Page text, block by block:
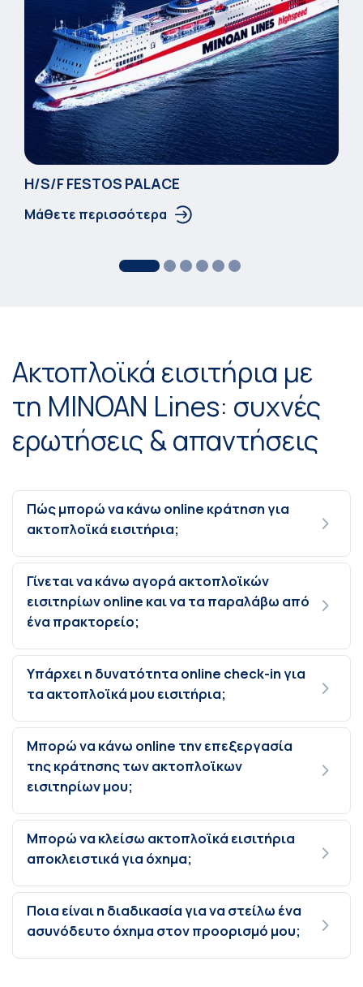
Η/S/F FESTOS PALACΕ
Μάθετε περισσότερα
Ακτοπλοϊκά εισιτήρια με
τη MINOAN Lines: συχνές
ερωτήσεις & απαντήσεις
Πώς μπορώ να κάνω online κράτηση για
ακτοπλοϊκά εισιτήρια;
Γίνεται να κάνω αγορά ακτοπλοϊκών
εισιτηρίων online και να τα παραλάβω από
ένα πρακτορείο;
Υπάρχει η δυνατότητα online check-in για
τα ακτοπλοϊκά μου εισιτήρια;
Μπορώ να κάνω online την επεξεργασία
της κράτησης των ακτοπλοϊκων
εισιτηρίων μου;
Μπορώ να κλείσω ακτοπλοϊκά εισιτήρια
αποκλειστικά για όχημα;
Ποια είναι η διαδικασία για να στείλω ένα
ασυνόδευτο όχημα στον προορισμό μου;